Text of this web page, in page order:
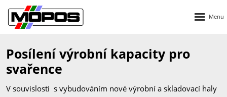
Posílení výrobní kapacity pro
svařence
V souvislosti s vybudováním nové výrobní a skladovací haly